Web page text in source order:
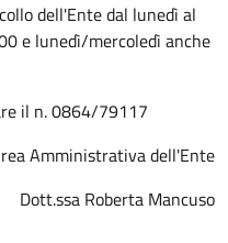
dell'Ente dal lunedì al
e lunedì/mercoledì anche
il n. 0864/79117
Amministrativa dell'Ente
Dott.ssa Roberta Mancuso